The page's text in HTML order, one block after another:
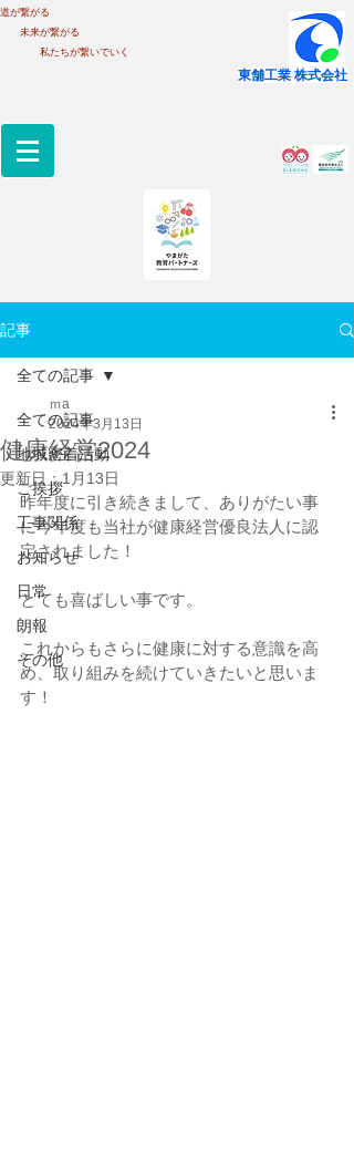
道が繋がる
未来が繋がる
私たちが繋いでいく
​東舗工業 株式会社
記事
全ての記事
地域密着活動
ご挨拶
工事関係
お知らせ
日常
朗報
その他
全ての記事
健康経営2024
ｍa
2024年3月13日
更新日：1月13日
昨年度に引き続きまして、ありがたい事
に今年度も当社が健康経営優良法人に認
定されました！
とても喜ばしい事です。
これからもさらに健康に対する意識を高
め、取り組みを続けていきたいと思いま
す！